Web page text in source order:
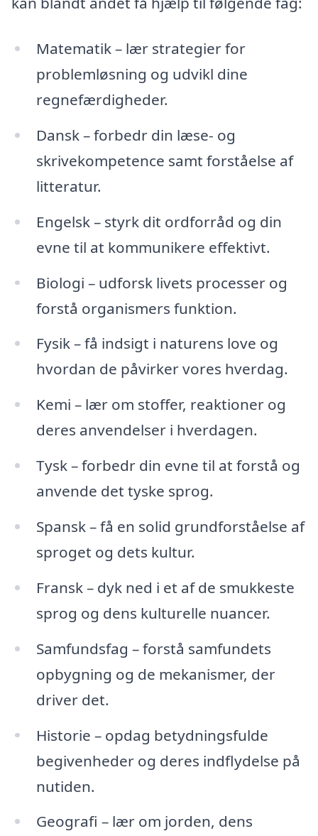
Matematik – lær strategier for
problemløsning og udvikl dine
regnefærdigheder.
Dansk – forbedr din læse- og
skrivekompetence samt forståelse af
litteratur.
Engelsk – styrk dit ordforråd og din
evne til at kommunikere effektivt.
Biologi – udforsk livets processer og
forstå organismers funktion.
Fysik – få indsigt i naturens love og
hvordan de påvirker vores hverdag.
Kemi – lær om stoffer, reaktioner og
deres anvendelser i hverdagen.
Tysk – forbedr din evne til at forstå og
anvende det tyske sprog.
Spansk – få en solid grundforståelse af
sproget og dets kultur.
Fransk – dyk ned i et af de smukkeste
sprog og dens kulturelle nuancer.
Samfundsfag – forstå samfundets
opbygning og de mekanismer, der
driver det.
Historie – opdag betydningsfulde
begivenheder og deres indflydelse på
nutiden.
Geografi – lær om jorden, dens